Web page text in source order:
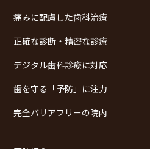
痛みに配慮した歯科治療
正確な診断・精密な診療
デジタル歯科診療に対応
歯を守る「予防」に注力
完全バリアフリーの院内